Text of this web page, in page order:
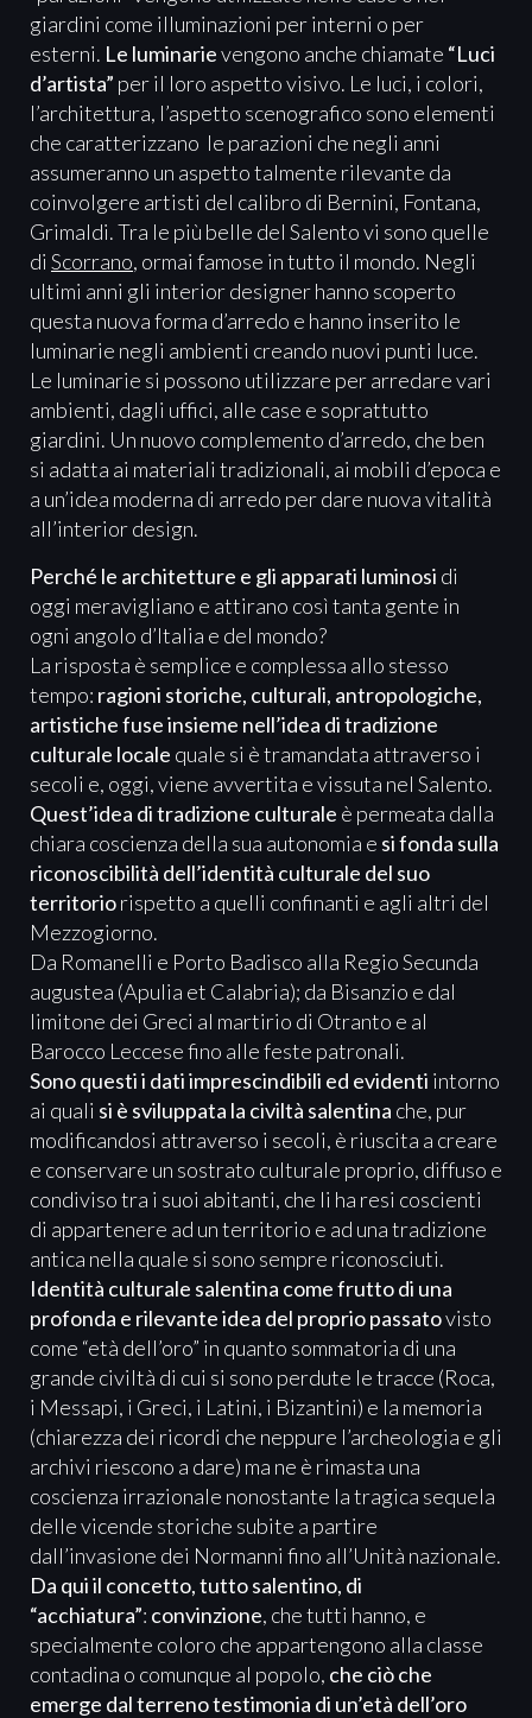
giardini come illuminazioni per interni o per
esterni. Le luminarievengono anche chiamate “Luci
d’artista” per il loro aspetto visivo. Le luci, i colori,
l’architettura, l’aspetto scenografico sono elementi
che caratterizzano le parazioni che negli anni
assumeranno un aspetto talmente rilevante da
coinvolgere artisti del calibro di Bernini, Fontana,
Grimaldi. Tra le più belle del Salento vi sono quelle
di Scorrano, ormai famose in tutto il mondo. Negli
ultimi anni gli interior designer hanno scoperto
questa nuova forma d’arredo e hanno inserito le
luminarie negli ambienti creando nuovi punti luce.
Le luminarie si possono utilizzare per arredare vari
ambienti, dagli uffici, alle case e soprattutto
giardini. Un nuovo complemento d’arredo, che ben
si adatta ai materiali tradizionali, ai mobili d’epoca e
a un’idea moderna di arredo per dare nuova vitalità
all’interior design.
Perché le architetture e gli apparati luminosi di
oggi meravigliano e attirano così tanta gente in
ogni angolo d’Italia e del mondo?
La risposta è semplice e complessa allo stesso
tempo: ragioni storiche, culturali, antropologiche,
artistiche fuse insieme nell’idea di tradizione
culturale locale quale si è tramandata attraverso i
secoli e, oggi, viene avvertita e vissuta nel Salento.
Quest’idea di tradizione culturale è permeata dalla
chiara coscienza della sua autonomia e si fonda sulla
riconoscibilità dell’identità culturale del suo
territoriorispetto a quelli confinanti e agli altri del
Mezzogiorno.
Da Romanelli e Porto Badisco alla Regio Secunda
augustea (Apulia et Calabria); da Bisanzio e dal
limitone dei Greci al martirio di Otranto e al
Barocco Leccese fino alle feste patronali.
Sono questi i dati imprescindibili ed evidenti intorno
ai quali si è sviluppata la civiltà salentina che, pur
modificandosi attraverso i secoli, è riuscita a creare
e conservare un sostrato culturale proprio, diffuso e
condiviso tra i suoi abitanti, che li ha resi coscienti
di appartenere ad un territorio e ad una tradizione
antica nella quale si sono sempre riconosciuti.
Identità culturale salentina come frutto di una
profonda e rilevante idea del proprio passatovisto
come “età dell’oro” in quanto sommatoria di una
grande civiltà di cui si sono perdute le tracce (Roca,
i Messapi, i Greci, i Latini, i Bizantini) e la memoria
(chiarezza dei ricordi che neppure l’archeologia e gli
archivi riescono a dare) ma ne è rimasta una
coscienza irrazionale nonostante la tragica sequela
delle vicende storiche subite a partire
dall’invasione dei Normanni fino all’Unità nazionale.
Da qui il concetto, tutto salentino, di
“acchiatura”: convinzione, che tutti hanno, e
specialmente coloro che appartengono alla classe
contadina o comunque al popolo, che ciò che
emerge dal terreno testimonia di un’età dell’oro